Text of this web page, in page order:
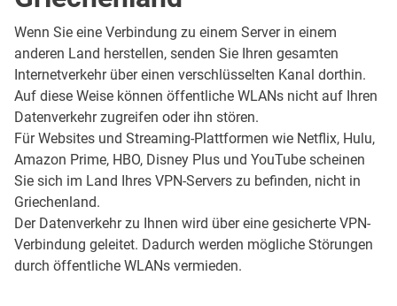
Wenn Sie eine Verbindung zu einem Server in einem
anderen Land herstellen, senden Sie Ihren gesamten
Internetverkehr über einen verschlüsselten Kanal dorthin.
Auf diese Weise können öffentliche WLANs nicht auf Ihren
Datenverkehr zugreifen oder ihn stören.
Für Websites und Streaming-Plattformen wie Netflix, Hulu,
Amazon Prime, HBO, Disney Plus und YouTube scheinen
Sie sich im Land Ihres VPN-Servers zu befinden, nicht in
Griechenland.
Der Datenverkehr zu Ihnen wird über eine gesicherte VPN-
Verbindung geleitet. Dadurch werden mögliche Störungen
durch öffentliche WLANs vermieden.